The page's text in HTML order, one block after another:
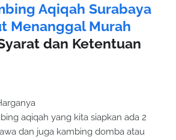
Aqiqah Surabaya
Menanggal Murah
dan Ketentuan
aqiqah yang kita siapkan ada 2
dan juga kambing domba atau